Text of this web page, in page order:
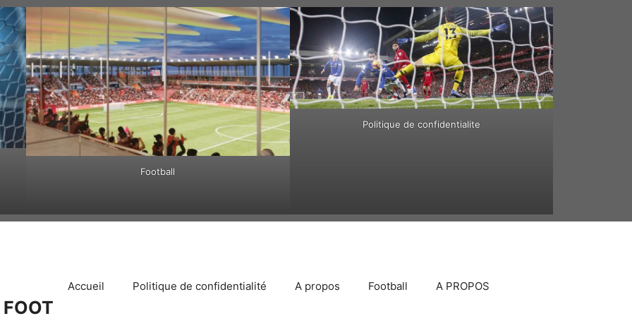
Football
Politique de confidentialite
Accueil Politique de confidentialité A propos Football A PROPOS